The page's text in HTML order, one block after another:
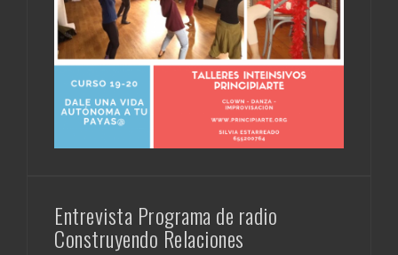
Entrevista Programa de radio
Construyendo Relaciones